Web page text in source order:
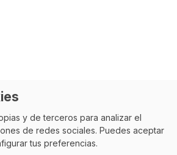
y de terceros para analizar el
de redes sociales. Puedes aceptar
tus preferencias.